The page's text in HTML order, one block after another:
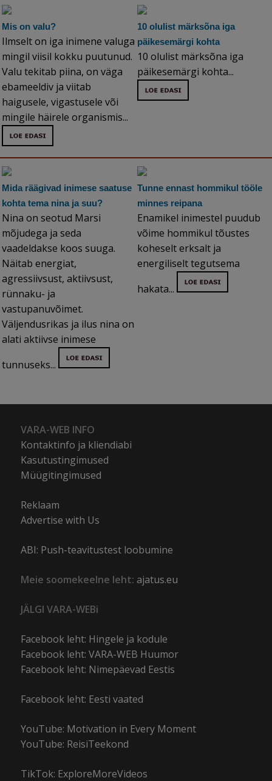
Mis on valu?
Ilmselt on iga inimene valuga
mingil viisil kokku puutunud.
Valu tekitab piina, on väga
ebameeldiv ja viitab
haigusele, vigastusele või
mingile häirele organismis...
10 olulist märksõna iga
päikesemärgi kohta
10 olulist märksõna iga
päikesemärgi kohta...
Mida räägivad inimese saatuse
kohta tema nina ja suu?
Nina on seotud Marsi
mõjudega ja seda
vaadeldakse koos suuga.
Näitab energiat,
agressiivsust, aktiivsust,
rünnaku- ja
vastupanuvõimet.
Väljendusrikas ja ilus nina on
alati aktiivse inimese
tunnuseks...
Tunne ennast hommikul tööle
minnes reipana
Enamikel inimestel puudub
võime hommikul tõustes
koheselt erksalt ja
energiliselt tegutsema
hakata...
VARA-WEB INFO
Kontaktinfo ja kliendiabi
Kasutustingimused
Müügitingimused
Reklaam
Advertise with Us
ABI: Push-teavitustest loobumine
Meie soomekeelne leht: ajatus.eu
JÄLGI VARA-WEBi
Facebook leht: Hingele ja kodule
Facebook leht: VARA-WEB Huumor
Facebook leht: Nimepäevad Eestis
Facebook leht: Eesti vaated
YouTube: Motivation in Every Moment
YouTube: ReisiTeekond
TikTok: ExploreMoreVideos